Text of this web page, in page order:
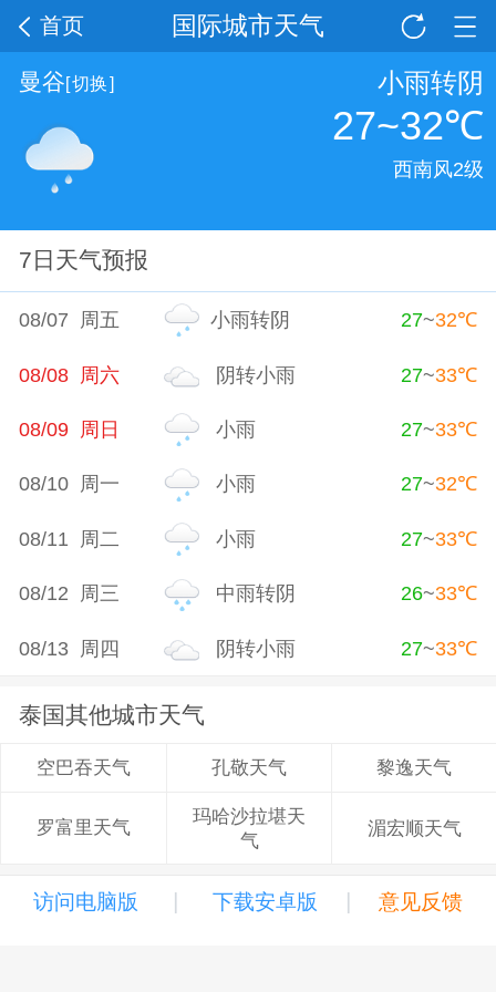
国际城市天气
首页
曼谷[切换] 小雨转阴
27~32℃
西南风2级
7日天气预报
08/07 周五 小雨转阴 27~32℃
08/08 周六 阴转小雨 27~33℃
08/09 周日 小雨 27~33℃
08/10 周一 小雨 27~32℃
08/11 周二 小雨 27~33℃
08/12 周三 中雨转阴 26~33℃
08/13 周四 阴转小雨 27~33℃
泰国其他城市天气
空巴吞天气 孔敬天气 黎逸天气
罗富里天气
玛哈沙拉堪天
气
湄宏顺天气
访问电脑版 | 下载安卓版 | 意见反馈